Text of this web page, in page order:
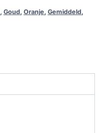
, Goud, Oranje, Gemiddeld,